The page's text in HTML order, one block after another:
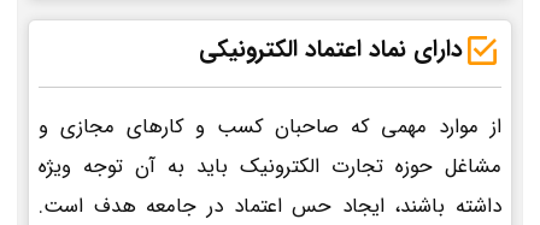
دارای نماد اعتماد الکترونیکی
از موارد مهمی که صاحبان کسب و کارهای مجازی و
مشاغل حوزه تجارت الکترونیک باید به آن توجه ویژه
داشته باشند، ایجاد حس اعتماد در جامعه هدف است.